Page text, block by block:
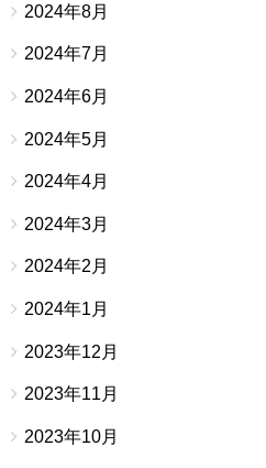
2024年8月
2024年7月
2024年6月
2024年5月
2024年4月
2024年3月
2024年2月
2024年1月
2023年12月
2023年11月
2023年10月